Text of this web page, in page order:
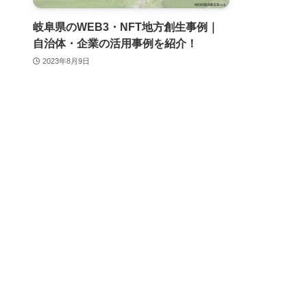
岐阜県のWEB3・NFT地方創生事例｜
自治体・企業の活用事例を紹介！
2023年8月9日